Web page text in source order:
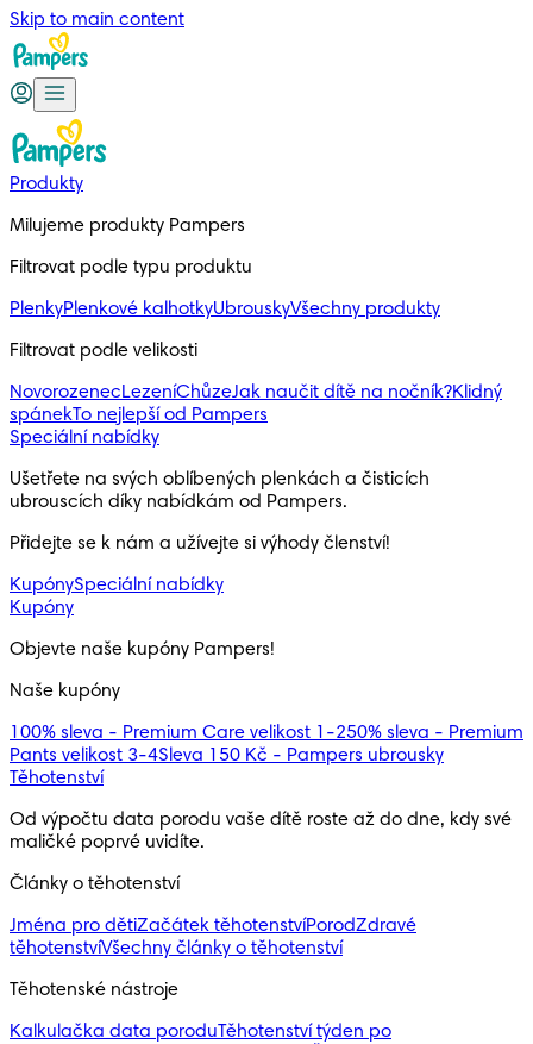
Skip to main content
Produkty
Milujeme produkty Pampers
Filtrovat podle typu produktu
PlenkyPlenkové kalhotkyUbrouskyVšechny produkty
Filtrovat podle velikosti
NovorozenecLezeníChůzeJak naučit dítě na nočník?Klidný
spánekTo nejlepší od Pampers
Speciální nabídky
Ušetřete na svých oblíbených plenkách a čisticích
ubrouscích díky nabídkám od Pampers.
Přidejte se k nám a užívejte si výhody členství!
KupónySpeciální nabídky
Kupóny
Objevte naše kupóny Pampers!
Naše kupóny
100% sleva - Premium Care velikost 1-250% sleva - Premium
Pants velikost 3-4Sleva 150 Kč - Pampers ubrousky
Těhotenství
Od výpočtu data porodu vaše dítě roste až do dne, kdy své
maličké poprvé uvidíte.
Články o těhotenství
Jména pro dětiZačátek těhotenstvíPorodZdravé
těhotenstvíVšechny články o těhotenství
Těhotenské nástroje
Kalkulačka data poroduTěhotenství týden po